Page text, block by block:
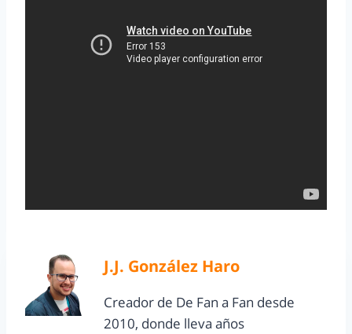
J.J. González Haro
Creador de De Fan a Fan desde
2010, donde lleva años